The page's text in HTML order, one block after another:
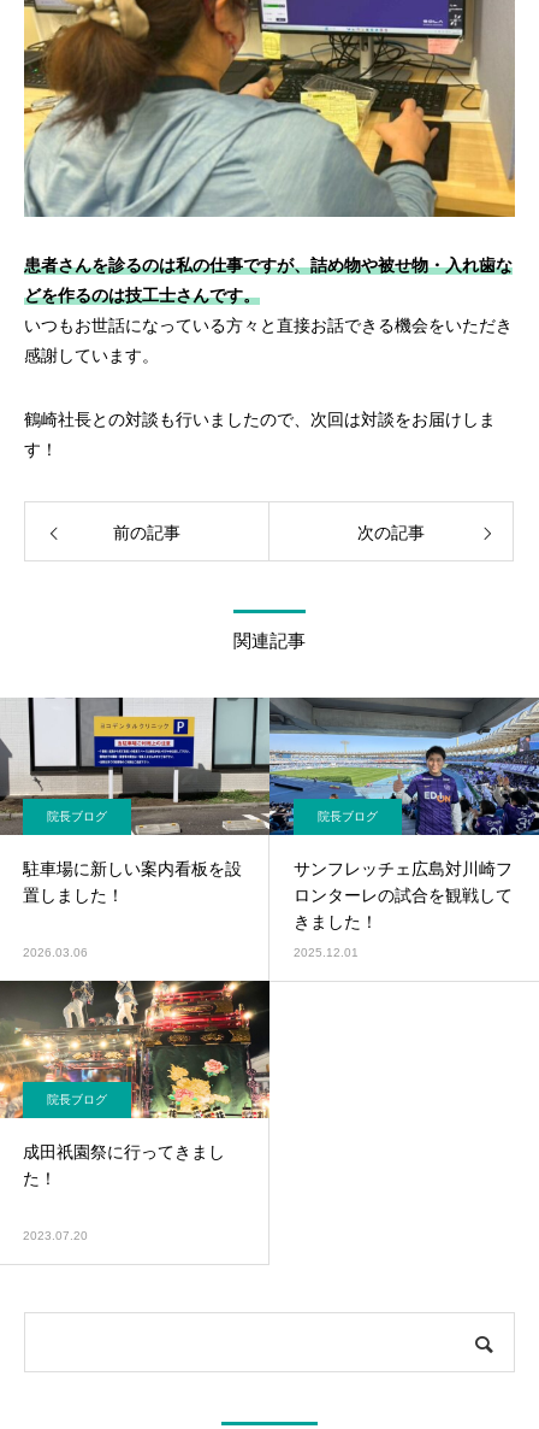
患者さんを診るのは私の仕事ですが、詰め物や被せ物・入れ歯な
どを作るのは技工士さんです。
いつもお世話になっている方々と直接お話できる機会をいただき
感謝しています。
鶴崎社長との対談も行いましたので、次回は対談をお届けしま
す！
前の記事 次の記事
関連記事
院長ブログ
駐車場に新しい案内看板を設
置しました！
2026.03.06
院長ブログ
サンフレッチェ広島対川崎フ
ロンターレの試合を観戦して
きました！
2025.12.01
院長ブログ
成田祇園祭に行ってきまし
た！
2023.07.20